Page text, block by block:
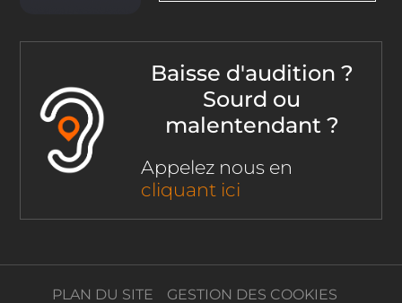
Baisse d'audition ?
Sourd ou
malentendant ?
Appelez nous en
cliquant ici
PLAN DU SITE GESTION DES COOKIES